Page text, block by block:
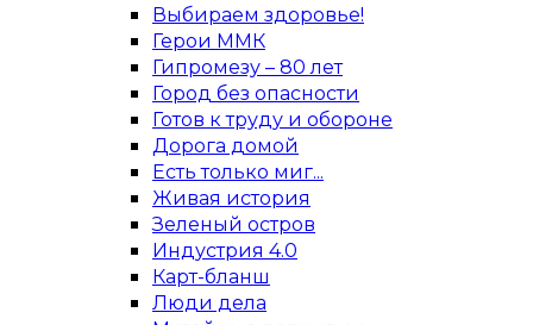
Выбираем здоровье!
Герои ММК
Гипромезу – 80 лет
Город без опасности
Готов к труду и обороне
Дорога домой
Есть только миг...
Живая история
Зеленый остров
Индустрия 4.0
Карт-бланш
Люди дела